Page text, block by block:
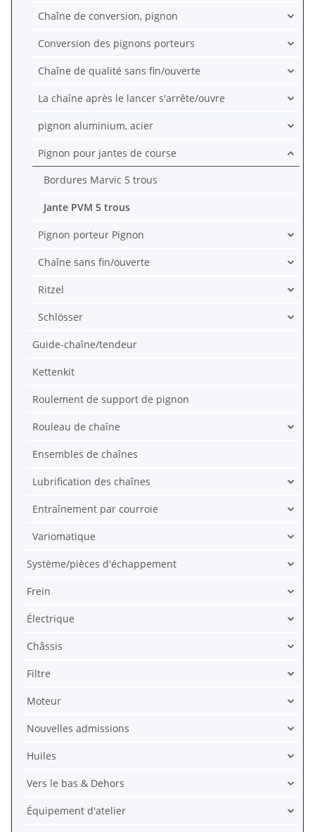
Chaîne de conversion, pignon
Conversion des pignons porteurs
Chaîne de qualité sans fin/ouverte
La chaîne après le lancer s'arrête/ouvre
pignon aluminium, acier
Pignon pour jantes de course
Bordures Marvic 5 trous
Jante PVM 5 trous
Pignon porteur Pignon
Chaîne sans fin/ouverte
Ritzel
Schlösser
Guide-chaîne/tendeur
Kettenkit
Roulement de support de pignon
Rouleau de chaîne
Ensembles de chaînes
Lubrification des chaînes
Entraînement par courroie
Variomatique
Système/pièces d'échappement
Frein
Électrique
Châssis
Filtre
Moteur
Nouvelles admissions
Huiles
Vers le bas & Dehors
Équipement d'atelier